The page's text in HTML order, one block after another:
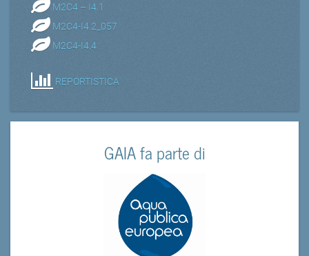
M2C4 – I4.1
M2C4-I4.2_057
M2C4-I4.4
REPORTISTICA
GAIA fa parte di